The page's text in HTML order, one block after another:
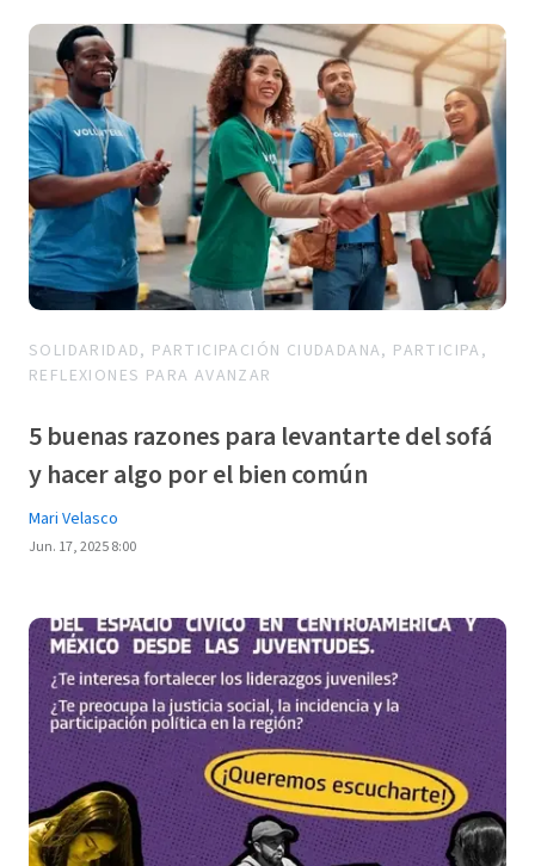
SOLIDARIDAD, PARTICIPACIÓN CIUDADANA, PARTICIPA,
REFLEXIONES PARA AVANZAR
5 buenas razones para levantarte del sofá
y hacer algo por el bien común
Mari Velasco
Jun. 17, 2025 8:00